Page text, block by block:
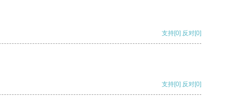
支持[0] 反对[0]
支持[0] 反对[0]